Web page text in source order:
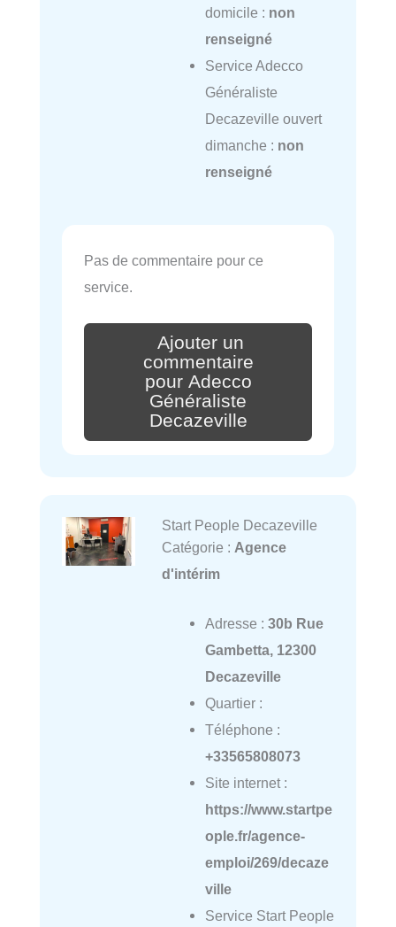
domicile : non
renseigné
Service Adecco
Généraliste
Decazeville ouvert
dimanche : non
renseigné
Pas de commentaire pour ce
service.
Ajouter un
commentaire
pour Adecco
Généraliste
Decazeville
Start People Decazeville
Catégorie : Agence
d'intérim
Adresse : 30b Rue
Gambetta, 12300
Decazeville
Quartier :
Téléphone :
+33565808073
Site internet :
https://www.startpe
ople.fr/agence-
emploi/269/decaze
ville
Service Start People